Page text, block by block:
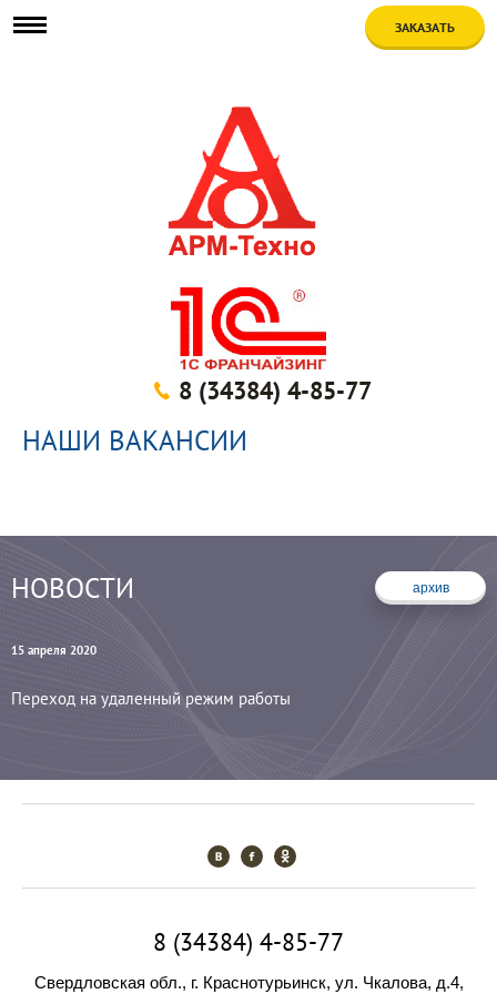
ЗАКАЗАТЬ
8 (34384) 4-85-77
НАШИ ВАКАНСИИ
НОВОСТИ архив
15 апреля 2020
Переход на удаленный режим работы
8 (34384) 4-85-77
Свердловская обл., г. Краснотурьинск, ул. Чкалова, д.4,